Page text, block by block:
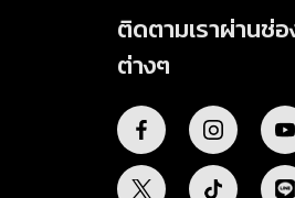
ติดตามเราผ่านช่อ
ต่างๆ